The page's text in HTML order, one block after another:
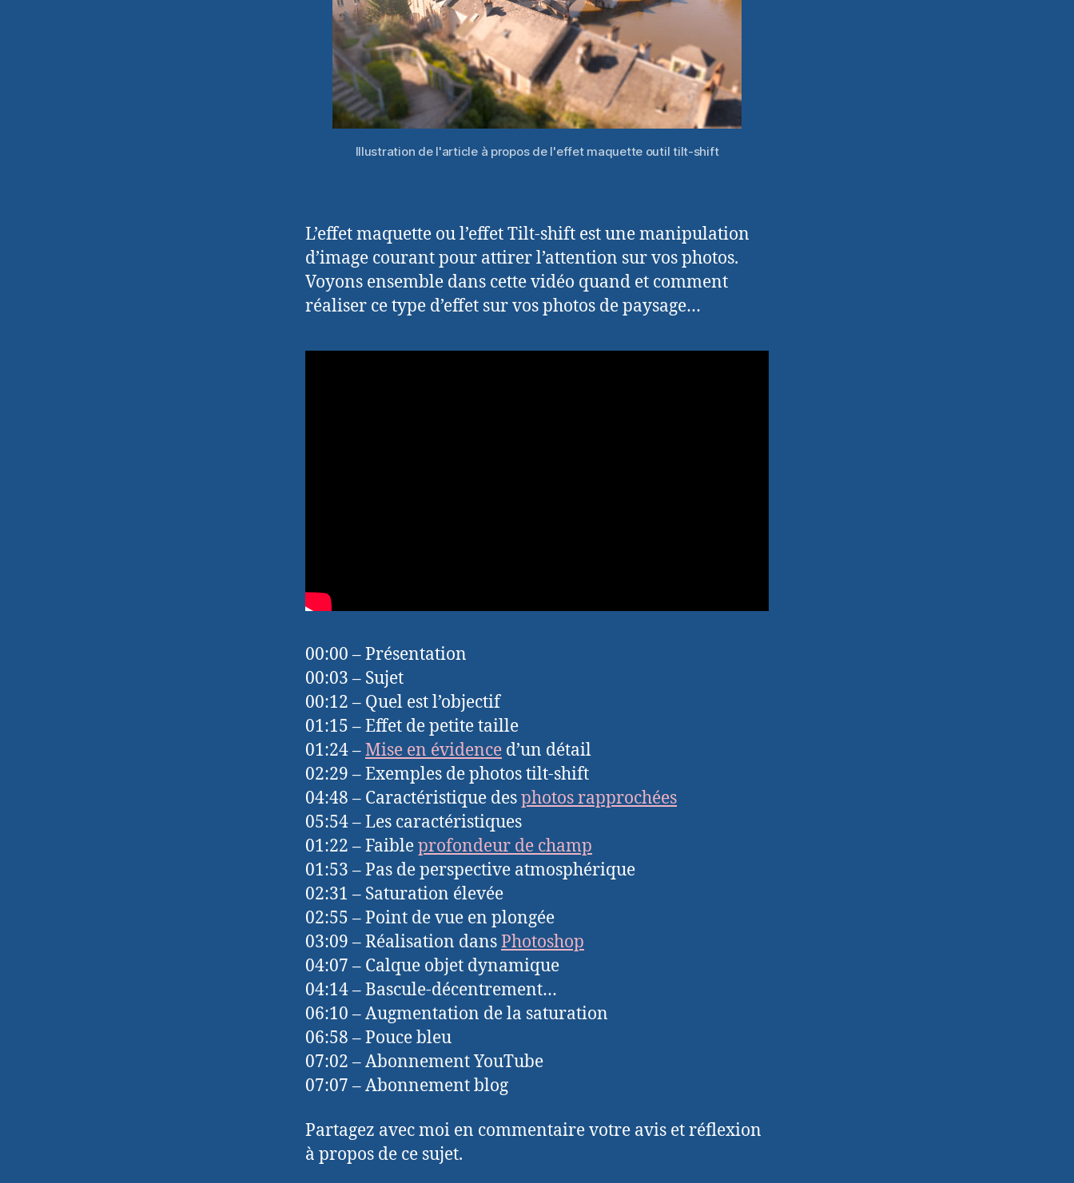
Illustration de l'article à propos de l'effet maquette outil tilt-shift
L’effet maquette ou l’effet Tilt-shift est une manipulation
d’image courant pour attirer l’attention sur vos photos.
Voyons ensemble dans cette vidéo quand et comment
réaliser ce type d’effet sur vos photos de paysage…
00:00 – Présentation
00:03 – Sujet
00:12 – Quel est l’objectif
01:15 – Effet de petite taille
01:24 –Mise en évidence d’un détail
02:29 – Exemples de photos tilt-shift
04:48 – Caractéristique desphotos rapprochées
05:54 – Les caractéristiques
01:22 – Faibleprofondeur de champ
01:53 – Pas de perspective atmosphérique
02:31 – Saturation élevée
02:55 – Point de vue en plongée
03:09 – Réalisation dansPhotoshop
04:07 – Calque objet dynamique
04:14 – Bascule-décentrement…
06:10 – Augmentation de la saturation
06:58 – Pouce bleu
07:02 – Abonnement YouTube
07:07 – Abonnement blog
Partagez avec moi en commentaire votre avis et réflexion
à propos de ce sujet.